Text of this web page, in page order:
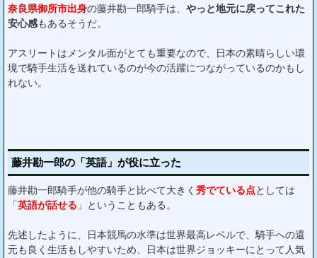
奈良県御所市出身の藤井勘一郎騎手は、 やっと地元に戻ってこれた
安心感もあるそうだ。
アスリートはメンタル面がとても重要なので、日本の素晴らしい環
境で騎手生活を送れているのが今の活躍につながっているのかもし
れない。
藤井勘一郎の「英語」が役に立った
藤井勘一郎騎手が他の騎手と比べて大きく 秀でている点としては
「英語が話せる 」ということもある。
先述したように、日本競馬の水準は世界最高レベルで、騎手への還
元も良く生活もしやすいため、日本は世界ジョッキーにとって人気